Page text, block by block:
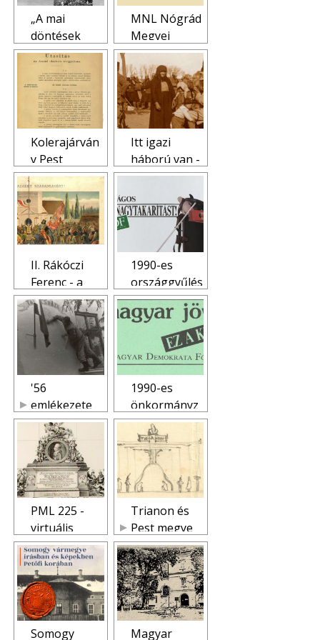
„A mai
döntések
helyességét
az élet
igazolja majd
vissza
hosszú-
hosszú
évtizedek
múlva…”
MNL Nógrád
Megyei
Levéltára
Virtuális
Kiállításai
Kolerajárván
y Pest
megyében a
Nagykőrösi
orvosi iratok
tükrében
Itt igazi
háború van -
Az I.
világháború
Pest megyei
forrásai
(MNL PML)
II. Rákóczi
Ferenc - a
levéltári
forrásokon
túl (MNL
PML)
1990-es
országgyűlés
i választások
(MNL PML)
'56
emlékezete
(MNL PML)
1990-es
önkormányz
ati
választások
(MNL PML)
PML 225 -
virtuális
kiállítás
(MNL PML)
Trianon és
Pest megye
(MNL PML)
Somogy
Magyar